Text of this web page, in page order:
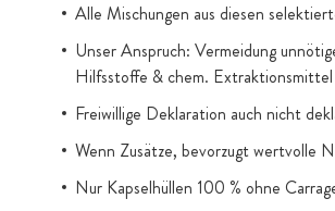
Alle Mischungen aus diesen
Unser Anspruch: Vermeidung
Hilfsstoffe & chem. Extraktionsmittel
Freiwillige Deklaration auch nicht
Wenn Zusätze, bevorzugt wertvolle
Nur Kapselhüllen 100 % ohne